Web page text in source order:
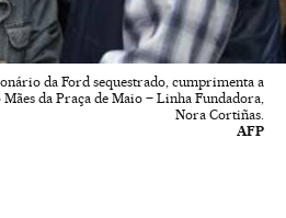
da Ford sequestrado, cumprimenta a
da Praça de Maio – Linha Fundadora,
Nora Cortiñas.
AFP